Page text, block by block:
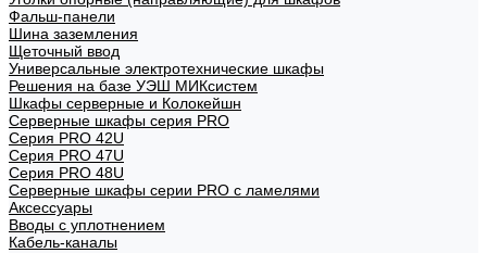
Фальш-панели
Шина заземления
Щеточный ввод
Универсальные электротехнические шкафы
Решения на базе УЭШ МИКсистем
Шкафы серверные и Колокейшн
Серверные шкафы серия PRO
Серия PRO 42U
Серия PRO 47U
Серия PRO 48U
Серверные шкафы серии PRO с ламелями
Аксессуары
Вводы с уплотнением
Кабель-каналы